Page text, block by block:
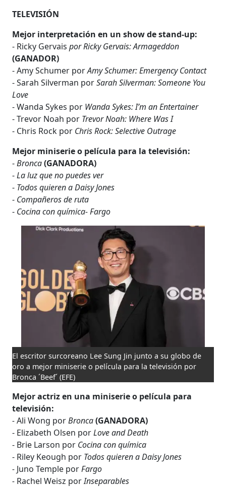
TELEVISIÓN
Mejor interpretación en un show de stand-up:
- Ricky Gervais por Ricky Gervais: Armageddon
(GANADOR)
- Amy Schumer porAmy Schumer: Emergency Contact
- Sarah Silverman porSarah Silverman: Someone You
Love
- Wanda Sykes por Wanda Sykes: I’m an Entertainer
- Trevor Noah por Trevor Noah: Where Was I
- Chris Rock por Chris Rock: Selective Outrage
Mejor miniserie o película para la televisión:
-Bronca(GANADORA)
-La luz que no puedes ver
- Todos quieren a Daisy Jones
- Compañeros de ruta
- Cocina con química- Fargo
El escritor surcoreano Lee Sung Jin junto a su globo de
oro a mejor miniserie o película para la televisión por
Bronca ´Beef´ (EFE)
Mejor actriz en una miniserie o película para
televisión:
-Ali Wong porBronca(GANADORA)
- Elizabeth Olsen porLove and Death
- Brie Larson por Cocina con química
- Riley Keough por Todos quieren a Daisy Jones
- Juno Temple porFargo
- Rachel Weisz porInseparables